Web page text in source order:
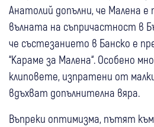
Анатолий допълни, че Малена
вълната на съпричастност в
че състезанието в Банско е
“Караме за Малена“. Особено
клиповете, изпратени от
вдъхват допълнителна вяра.
Въпреки оптимизма, пътят